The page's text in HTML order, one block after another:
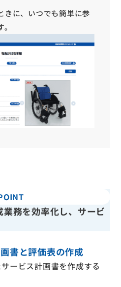
きに、いつでも簡単に参
務を効率化し、サービ
書と評価表の作成
ービス計画書を作成する